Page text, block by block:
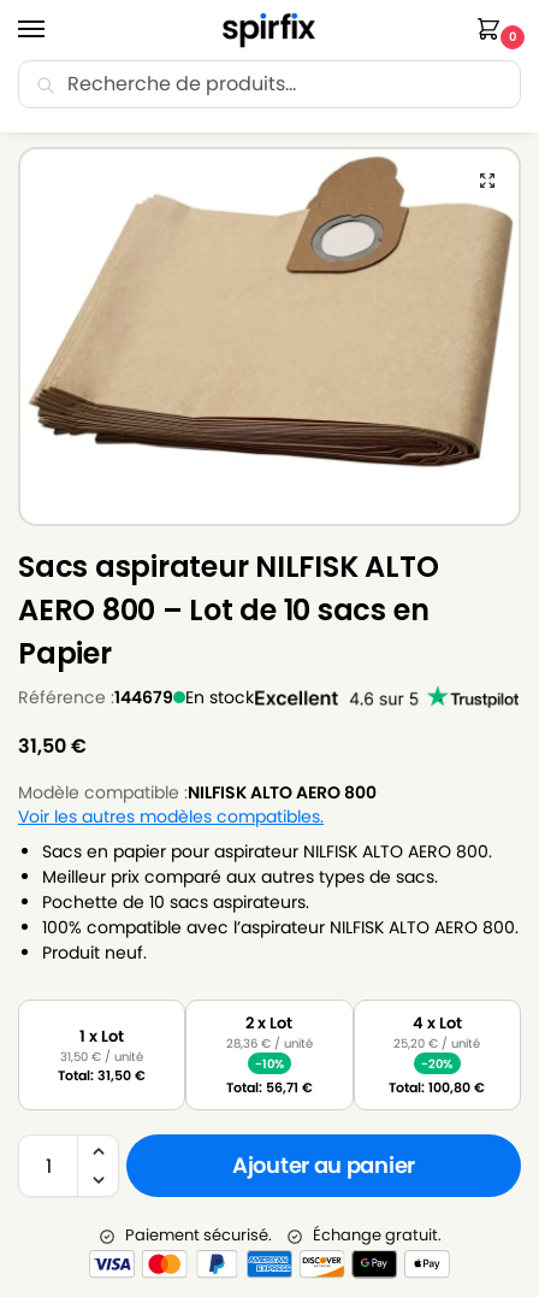
0
🚚 Livraison Point Relais offerte dès 30€ d’achat.
Sacs aspirateur NILFISK ALTO
AERO 800 – Lot de 10 sacs en
Papier
Référence :144679 En stock
31,50€
Modèle compatible :NILFISK ALTO AERO 800
Voir les autres modèles compatibles.
Sacs en papier pour aspirateur NILFISK ALTO AERO 800.
Meilleur prix comparé aux autres types de sacs.
Pochette de 10 sacs aspirateurs.
100% compatible avec l’aspirateur NILFISK ALTO AERO 800.
Produit neuf.
1 x Lot
31,50€ / unité
Total:31,50€
2 x Lot
28,36 €/ unité
-10%
Total: 56,71 €
4 x Lot
25,20€ / unité
-20%
Total:100,80€
Ajouter au panier
Paiement sécurisé. Échange gratuit.